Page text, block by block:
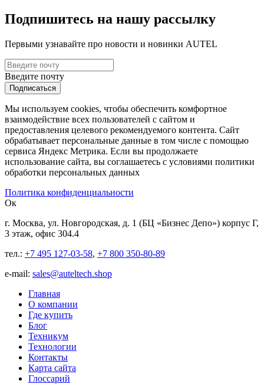
Подпишитесь на нашу рассылку
Первыми узнавайте про новости и новинки AUTEL
Введите почту
Подписаться
Мы используем cookies, чтобы обеспечить комфортное
взаимодействие всех пользователей с сайтом и
предоставления целевого рекомендуемого контента. Сайт
обрабатывает персональные данные в том числе с помощью
сервиса Яндекс Метрика. Если вы продолжаете
использование сайта, вы соглашаетесь с условиями политики
обработки персональных данных
Политика конфиденциальности
Ок
г. Москва, ул. Новгородская, д. 1 (БЦ «Бизнес Депо») корпус Г,
3 этаж, офис 304.4
тел.: +7 495 127-03-58, +7 800 350-80-89
е-mail: sales@auteltech.shop
Главная
О компании
Где купить
Блог
Техникум
Технологии
Контакты
Карта сайта
Глоссарий